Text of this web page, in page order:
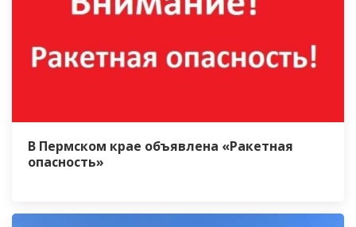
В Пермском крае объявлена «Ракетная
опасность»